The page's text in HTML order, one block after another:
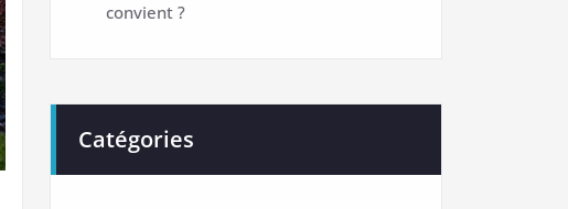
convient ?
Catégories